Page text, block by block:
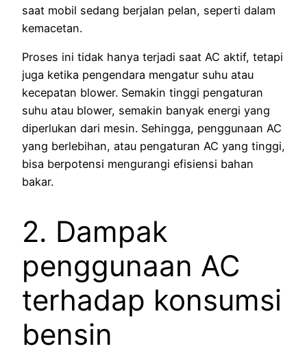
saat mobil sedang berjalan pelan, seperti dalam
kemacetan.
Proses ini tidak hanya terjadi saat AC aktif, tetapi
juga ketika pengendara mengatur suhu atau
kecepatan blower. Semakin tinggi pengaturan
suhu atau blower, semakin banyak energi yang
diperlukan dari mesin. Sehingga, penggunaan AC
yang berlebihan, atau pengaturan AC yang tinggi,
bisa berpotensi mengurangi efisiensi bahan
bakar.
2. Dampak
penggunaan AC
terhadap konsumsi
bensin